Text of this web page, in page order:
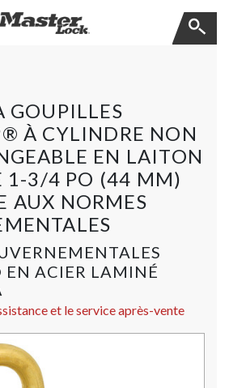
GOUPILLES
À CYLINDRE NON
EN LAITON
1-3/4 PO (44 MM)
AUX NORMES
ACIER LAMINÉ
et le service après-vente